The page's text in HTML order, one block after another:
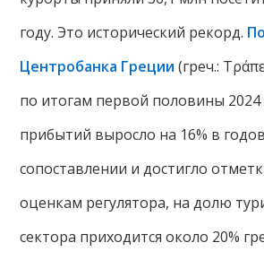
году. Это исторический рекорд.
Центробанка Греции (греч.:
по итогам первой половины 2024
прибытий выросло на 16% в
сопоставлении и достигло
оценкам регулятора, на долю
сектора приходится около 20%